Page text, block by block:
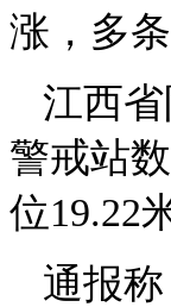
涨，多
江西
警戒站
位19.22
通报